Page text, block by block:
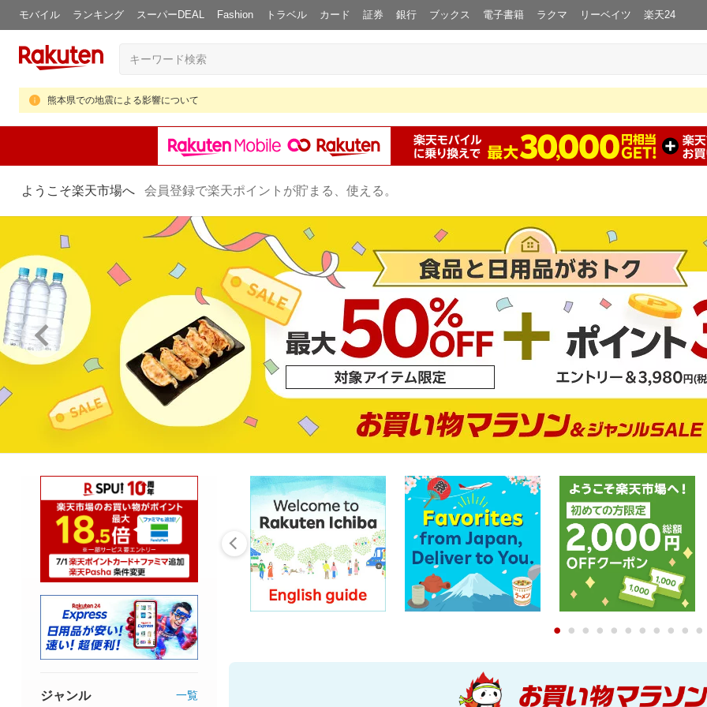
モバイル ランキング スーパーDEAL Fashion トラベル カード 証券 銀行 ブックス 電子書籍 ラクマ リーベイツ 楽天24
熊本県での地震による影響について
ようこそ楽天市場へ 会員登録で楽天ポイントが貯まる、使える。
0 1 2 3 4 5 6 7 8 9
ジャンル 一覧